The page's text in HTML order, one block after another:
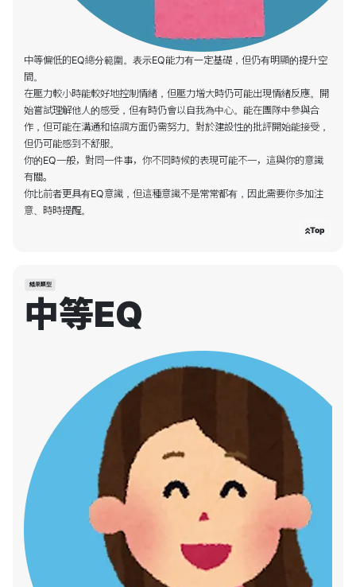
中等偏低的EQ總分範圍。表示EQ能力有一定基礎，但仍有明顯的提升空
間。
在壓力較小時能較好地控制情緒，但壓力增大時仍可能出現情緒反應。開
始嘗試理解他人的感受，但有時仍會以自我為中心。能在團隊中參與合
作，但可能在溝通和協調方面仍需努力。對於建設性的批評開始能接受，
但仍可能感到不舒服。
你的EQ一般，對同一件事，你不同時候的表現可能不一，這與你的意識
有關。
你比前者更具有EQ意識，但這種意識不是常常都有，因此需要你多加注
Top
結果類型
中等EQ